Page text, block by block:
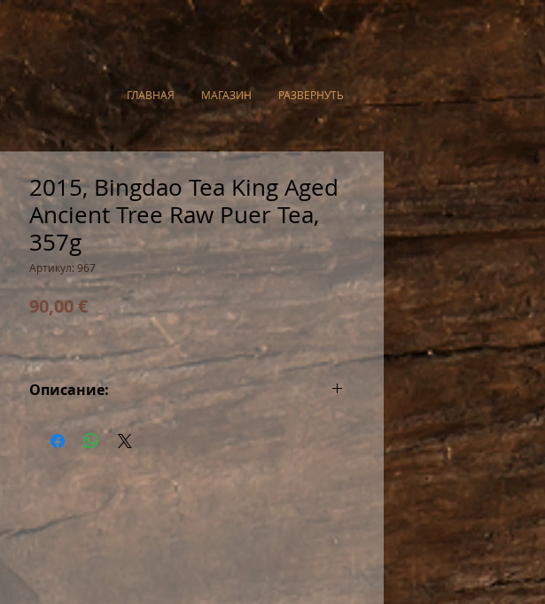
2015, Bingdao Tea King Aged
Ancient Tree Raw Puer Tea,
357g
Артикул: 967
90,00 €Цена
Описание:
Блин изготовлен из листьев и почек с
пятисотлетних деревьев, растущих в садах
Линцана. Ароматный, с ярким нектарным
вкусом и приятным запасом энергии –
осторожно, у него есть все шансы стать
вашим любимчиком!
«пятисотлетнего древнего дерева». В купаже
ГЛАВНАЯ МАГАЗИН РАЗВЕРНУТЬ